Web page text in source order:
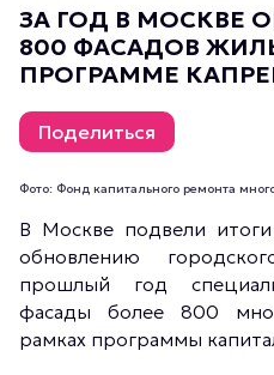
Статьи Молодёжи Москвы
Молодёжь Москвы культурная
Молодёжь Москвы
Молодёжь Москвы в движении
Молодёжь Москвы здоровая
Молодёжь Москвы
Молодёжь Москвы
Все новости
ЗА ГОД В МОСКВЕ
800 ФАСАДОВ
ПРОГРАММЕ
Поделиться
Фото: Фонд капитального ремонта
В Москве подвели
обновлению
прошлый год
фасады более 800
рамках программы